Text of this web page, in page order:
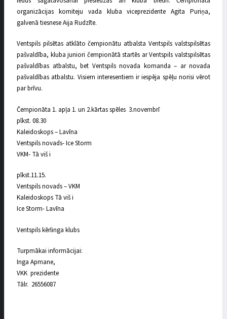
organizācijas komiteju vada kluba viceprezidente Agita Puriņa,
galvenā tiesnese Aija Rudzīte.
Ventspils pilsētas atklāto čempionātu atbalsta Ventspils valstspilsētas
pašvaldība, kluba juniori čempionātā startēs ar Ventspils valstspilsētas
pašvaldības atbalstu, bet Ventspils novada komanda – ar novada
pašvaldības atbalstu. Visiem interesentiem ir iespēja spēļu norisi vērot
par brīvu.
Čempionāta 1. apļa 1. un 2.kārtas spēles 3.novembrī
plkst. 08.30
Kaleidoskops – Lavīna
Ventspils novads- Ice Storm
VKM- Tā viš i
plkst.11.15.
Ventspils novads – VKM
Kaleidoskops Tā viš i
Ice Storm- Lavīna
Ventspils kērlinga klubs
Turpmākai informācijai:
Inga Apmane,
VKK prezidente
Tālr. 26556087